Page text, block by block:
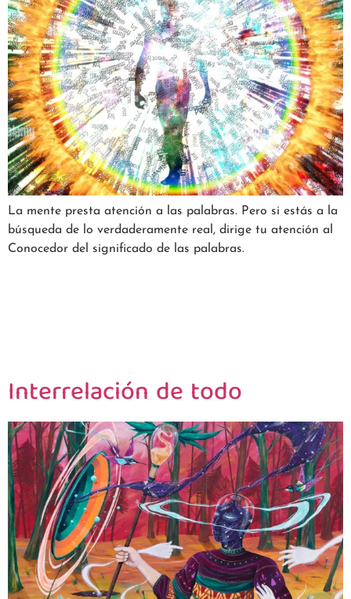
La mente presta atención a las palabras. Pero si estás a la
búsqueda de lo verdaderamente real, dirige tu atención al
Conocedor del significado de las palabras.
Interrelación de todo